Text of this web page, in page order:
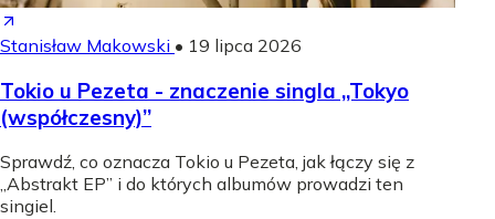
Stanisław Makowski • 19 lipca 2026
Tokio u Pezeta - znaczenie singla „Tokyo
(współczesny)”
Sprawdź, co oznacza Tokio u Pezeta, jak łączy się z
„Abstrakt EP” i do których albumów prowadzi ten
singiel.